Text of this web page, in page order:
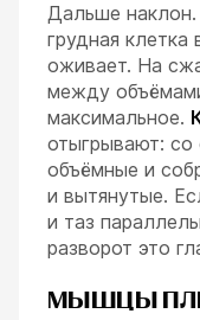
Дальше
грудная клетка
оживает. На
между
максимальное.
отыгрывают:
объёмные и
и вытянутые.
и таз
разворот это
МЫШЦЫ